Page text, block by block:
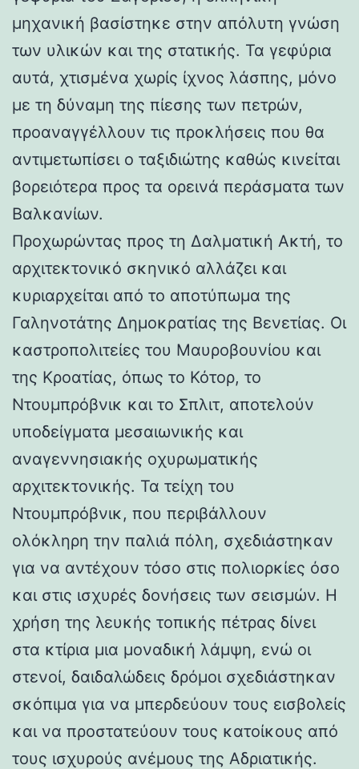
μηχανική βασίστηκε στην απόλυτη γνώση
των υλικών και της στατικής. Τα γεφύρια
αυτά, χτισμένα χωρίς ίχνος λάσπης, μόνο
με τη δύναμη της πίεσης των πετρών,
προαναγγέλλουν τις προκλήσεις που θα
αντιμετωπίσει ο ταξιδιώτης καθώς κινείται
βορειότερα προς τα ορεινά περάσματα των
Βαλκανίων.
Προχωρώντας προς τη Δαλματική Ακτή, το
αρχιτεκτονικό σκηνικό αλλάζει και
κυριαρχείται από το αποτύπωμα της
Γαληνοτάτης Δημοκρατίας της Βενετίας. Οι
καστροπολιτείες του Μαυροβουνίου και
της Κροατίας, όπως το Κότορ, το
Ντουμπρόβνικ και το Σπλιτ, αποτελούν
υποδείγματα μεσαιωνικής και
αναγεννησιακής οχυρωματικής
αρχιτεκτονικής. Τα τείχη του
Ντουμπρόβνικ, που περιβάλλουν
ολόκληρη την παλιά πόλη, σχεδιάστηκαν
για να αντέχουν τόσο στις πολιορκίες όσο
και στις ισχυρές δονήσεις των σεισμών. Η
χρήση της λευκής τοπικής πέτρας δίνει
στα κτίρια μια μοναδική λάμψη, ενώ οι
στενοί, δαιδαλώδεις δρόμοι σχεδιάστηκαν
σκόπιμα για να μπερδεύουν τους εισβολείς
και να προστατεύουν τους κατοίκους από
τους ισχυρούς ανέμους της Αδριατικής.